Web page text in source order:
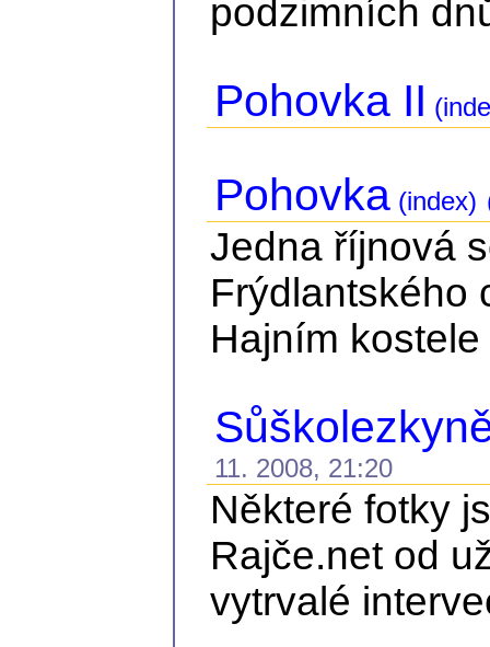
podzimních
Pohovka II
Pohovka(index)
Jedna říjnová
Frýdlantského
Hajním
11. 2008, 21:20
Některé fotky
Rajče.net od
vytrvalé